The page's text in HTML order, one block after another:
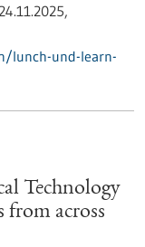
24.11.2025,
lunch-und-learn-
Technology
from across